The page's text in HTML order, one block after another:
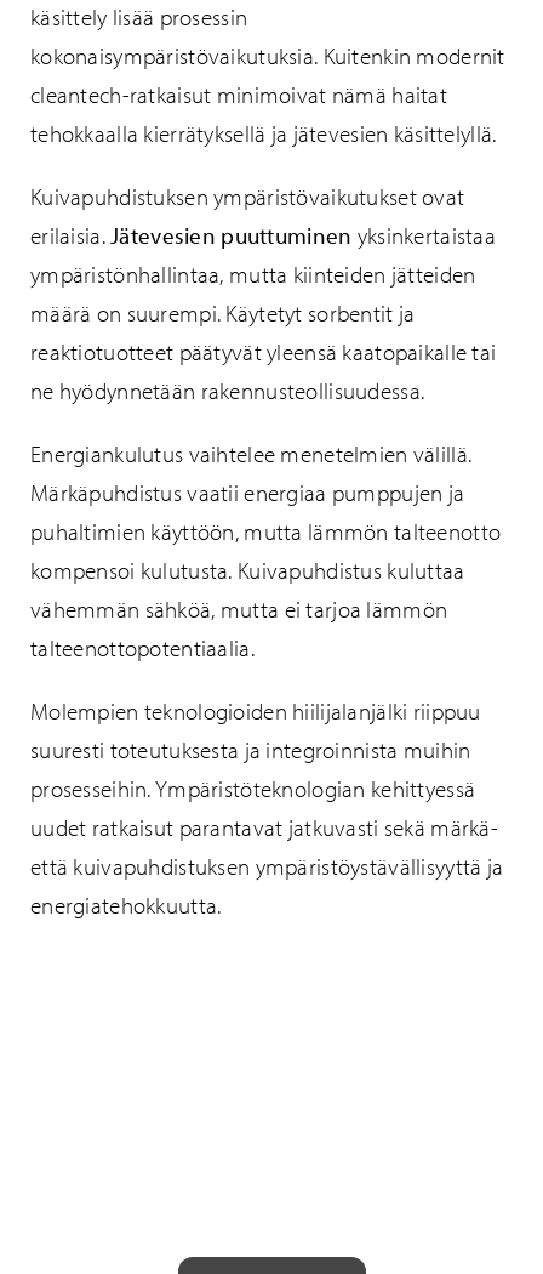
käsittely lisää prosessin
kokonaisympäristövaikutuksia. Kuitenkin modernit
cleantech-ratkaisut minimoivat nämä haitat
tehokkaalla kierrätyksellä ja jätevesien käsittelyllä.
Kuivapuhdistuksen ympäristövaikutukset ovat
erilaisia.Jätevesien puuttuminen yksinkertaistaa
ympäristönhallintaa, mutta kiinteiden jätteiden
määrä on suurempi. Käytetyt sorbentit ja
reaktiotuotteet päätyvät yleensä kaatopaikalle tai
ne hyödynnetään rakennusteollisuudessa.
Energiankulutus vaihtelee menetelmien välillä.
Märkäpuhdistus vaatii energiaa pumppujen ja
puhaltimien käyttöön, mutta lämmön talteenotto
kompensoi kulutusta. Kuivapuhdistus kuluttaa
vähemmän sähköä, mutta ei tarjoa lämmön
talteenottopotentiaalia.
Molempien teknologioiden hiilijalanjälki riippuu
suuresti toteutuksesta ja integroinnista muihin
prosesseihin. Ympäristöteknologian kehittyessä
uudet ratkaisut parantavat jatkuvasti sekä märkä-
että kuivapuhdistuksen ympäristöystävällisyyttä ja
energiatehokkuutta.